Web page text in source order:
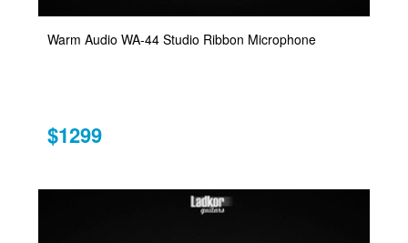
Warm Audio WA-44 Studio Ribbon Microphone
$1299